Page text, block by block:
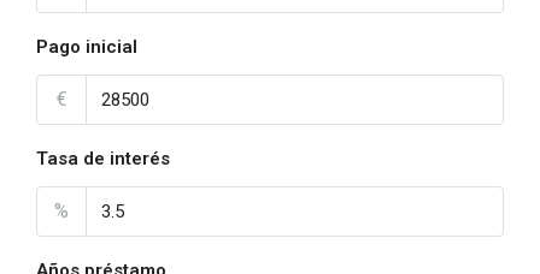
Pago inicial
€
Tasa de interés
%